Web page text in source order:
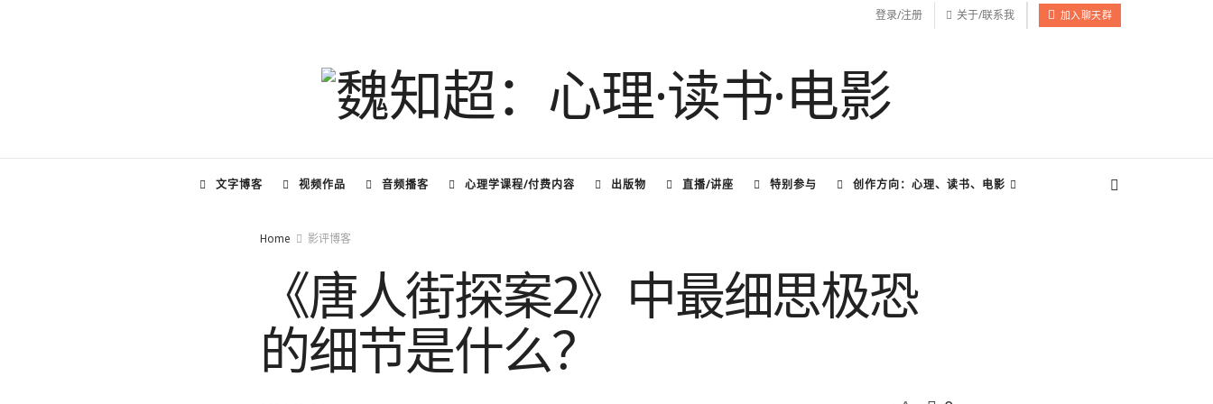
登录/注册 关于/联系我 加入聊天群
文字博客 视频作品 音频播客 心理学课程/付费内容 出版物 直播/讲座 特别参与 创作方向：心理、读书、电影
Home 影评博客
《唐人街探案2》中最细思极恐
的细节是什么？